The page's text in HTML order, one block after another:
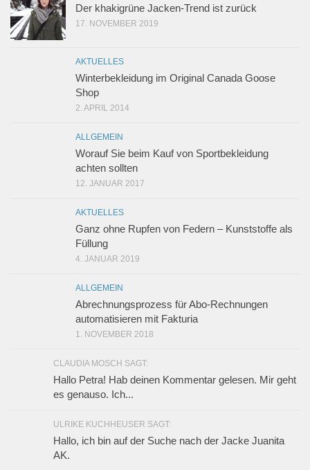
Der khakigrüne Jacken-Trend ist zurück
17. NOVEMBER 2019
AKTUELLES
Winterbekleidung im Original Canada Goose
Shop
2. APRIL 2014
ALLGEMEIN
Worauf Sie beim Kauf von Sportbekleidung
achten sollten
12. JANUAR 2017
AKTUELLES
Ganz ohne Rupfen von Federn – Kunststoffe als
Füllung
4. JANUAR 2019
ALLGEMEIN
Abrechnungsprozess für Abo-Rechnungen
automatisieren mit Fakturia
1. NOVEMBER 2018
CLAUDIA MOSCH SAGT:
Hallo Petra! Hab deinen Kommentar gelesen. Mir geht
es genauso. Ich...
ULRIKE KUCHHEUSER SAGT:
Hallo, ich bin auf der Suche nach der Jacke Juanita
AK.